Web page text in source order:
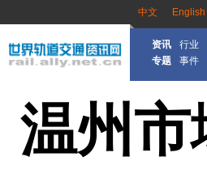
中文 English
资讯 行业
专题
事件
温州